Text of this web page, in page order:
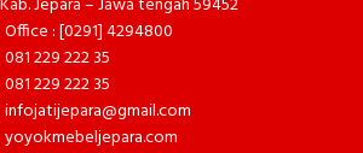
Office : [0291] 4294800
081 229 222 35
081 229 222 35
infojatijepara@gmail.com
yoyokmebeljepara.com